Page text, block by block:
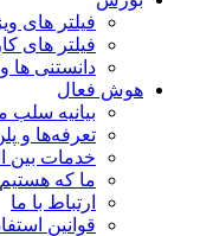
فیلتر های
فیلتر های
دانستنی ها
هوش فعال
بیانیه سلب
تعرفه‌ها و
خدمات بین
ما که
ارتباط با ما
قوانین